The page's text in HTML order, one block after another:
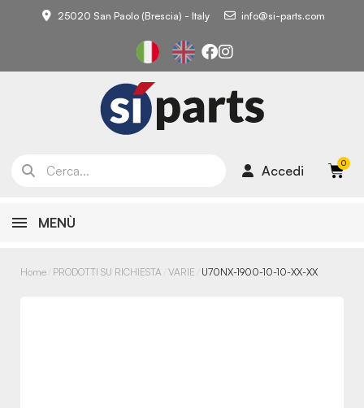
25020 San Paolo (Brescia) - Italy info@si-parts.com
Accedi
MENÙ
Home PRODOTTI SU RICHIESTA VARIE U70NX-1900-10-10-XX-XX